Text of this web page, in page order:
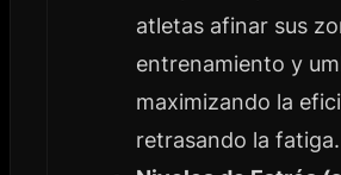
atletas afinar sus
entrenamiento y
maximizando la
retrasando la fatiga.